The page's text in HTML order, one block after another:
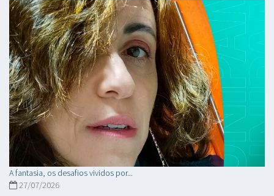
A fantasia, os desafios vividos por...
27/07/2026